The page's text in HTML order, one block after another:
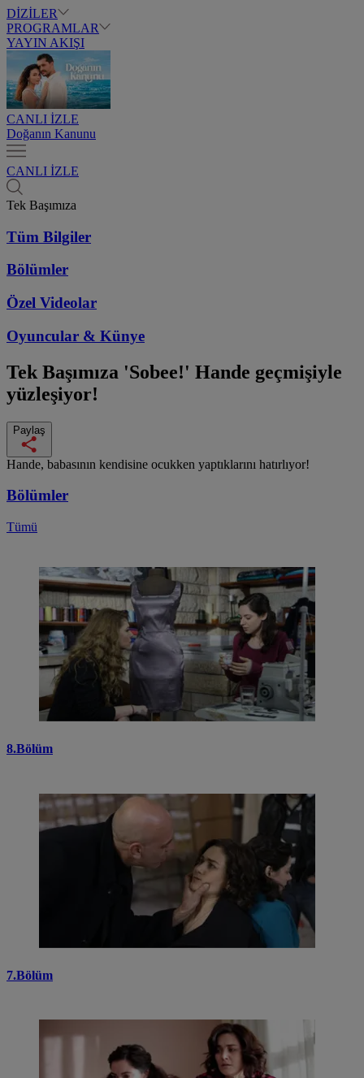
DİZİLER
PROGRAMLAR
YAYIN AKIŞI
CANLI İZLE
Doğanın Kanunu
CANLI İZLE
Tek Başımıza
Tüm Bilgiler
Bölümler
Özel Videolar
Oyuncular & Künye
Tek Başımıza 'Sobee!' Hande geçmişiyle
yüzleşiyor!
Paylaş
Hande, babasının kendisine ocukken yaptıklarını hatırlıyor!
Bölümler
Tümü
8.Bölüm
7.Bölüm